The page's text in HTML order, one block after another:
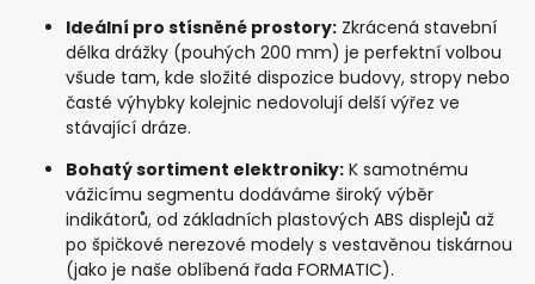
Ideální pro stísněné prostory: Zkrácená stavební
délka drážky (pouhých 200 mm) je perfektní volbou
všude tam, kde složité dispozice budovy, stropy nebo
časté výhybky kolejnic nedovolují delší výřez ve
stávající dráze.
Bohatý sortiment elektroniky: K samotnému
vážicímu segmentu dodáváme široký výběr
indikátorů, od základních plastových ABS displejů až
po špičkové nerezové modely s vestavěnou tiskárnou
(jako je naše oblíbená řada FORMATIC).